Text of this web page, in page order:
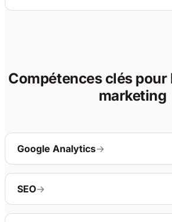
Compétences clés pour
marketing
Google Analytics→
SEO→